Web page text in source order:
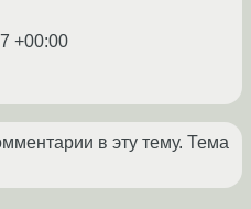
+00:00
в эту тему. Тема